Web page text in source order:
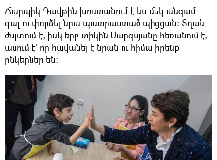
Ճարպիկ Դավթին խոստանում է ևս մեկ անգամ
գալ ու փորձել նրա պատրաստած պիցցան։ Տղան
ժպտում է, իսկ երբ տիկին Սարգսյանը հեռանում է,
ասում է` որ հավանել է նրան ու հիմա իրենք
ընկերներ են։